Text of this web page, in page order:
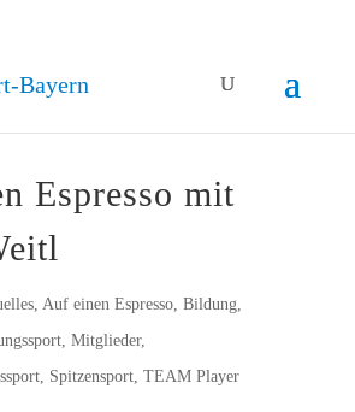
Espres­so mit
, Auf einen Espresso, Bildung,
, Mitglieder,
, Spitzensport, TEAM Player